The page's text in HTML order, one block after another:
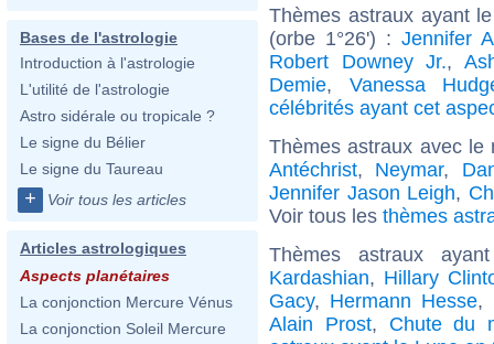
Bases de l'astrologie
Introduction à l'astrologie
L'utilité de l'astrologie
Astro sidérale ou tropicale ?
Le signe du Bélier
Le signe du Taureau
+ Voir tous les articles
Articles astrologiques
Aspects planétaires
La conjonction Mercure Vénus
La conjonction Soleil Mercure
Thèmes astraux ayant
(orbe 1°26') : Jennifer
Robert Downey Jr.,
Demie, Vanessa
célébrités ayant cet
Thèmes astraux avec
Antéchrist, Neymar,
Jennifer Jason Leigh,
Voir tous les thèmes
Thèmes astraux
Kardashian, Hillary
Gacy, Hermann Hesse,
Alain Prost, Chute du